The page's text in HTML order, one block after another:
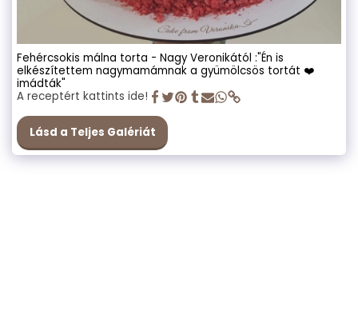
Fehércsokis málna torta - Nagy Veronikától :"Én is
elkészítettem nagymamámnak a gyümölcsös tortát ❤️
imádták"
A receptért kattints ide!
Lásd a Teljes Galériát